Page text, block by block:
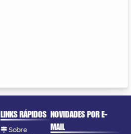
LINKS RÁPIDOS
Sobre
NOVIDADES POR E-
MAIL